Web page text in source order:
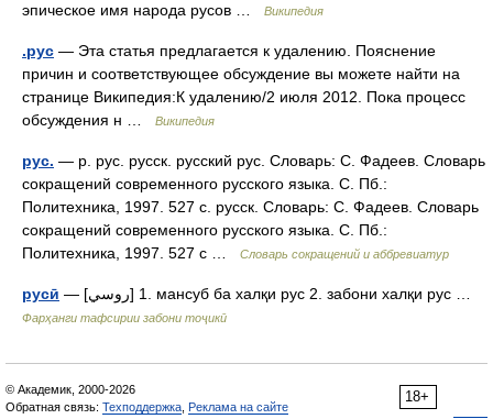
эпическое имя народа русов …
Википедия
.рус — Эта статья предлагается к удалению. Пояснение
причин и соответствующее обсуждение вы можете найти на
странице Википедия:К удалению/2 июля 2012. Пока процесс
обсуждения н …
Википедия
рус. — р. рус. русск. русский рус. Словарь: С. Фадеев. Словарь
сокращений современного русского языка. С. Пб.:
Политехника, 1997. 527 с. русск. Словарь: С. Фадеев. Словарь
сокращений современного русского языка. С. Пб.:
Политехника, 1997. 527 с …
Словарь сокращений и аббревиатур
русӣ — [روسي] 1. мансуб ба халқи рус 2. забони халқи рус …
Фарҳанги тафсирии забони тоҷикӣ
18+
© Академик, 2000-2026
Обратная связь: Техподдержка Реклама на сайте